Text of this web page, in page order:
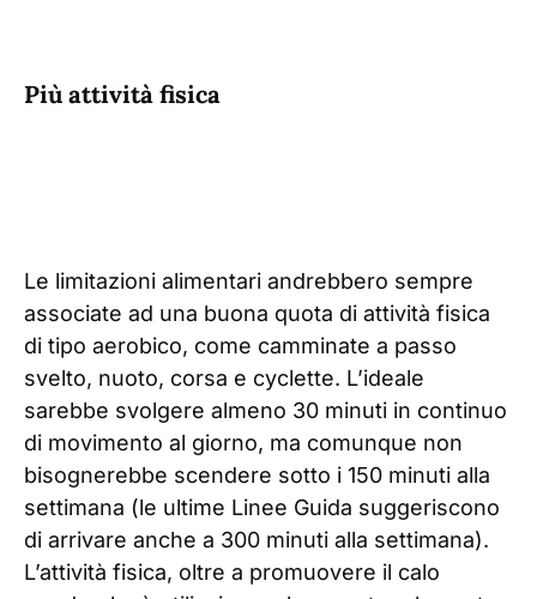
Più attività fisica
Le limitazioni alimentari andrebbero sempre
associate ad una buona quota di attività fisica
di tipo aerobico, come camminate a passo
svelto, nuoto, corsa e cyclette. L’ideale
sarebbe svolgere almeno 30 minuti in continuo
di movimento al giorno, ma comunque non
bisognerebbe scendere sotto i 150 minuti alla
settimana (le ultime Linee Guida suggeriscono
di arrivare anche a 300 minuti alla settimana).
L’attività fisica, oltre a promuovere il calo